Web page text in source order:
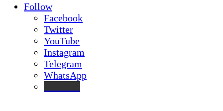
Follow
Facebook
Twitter
YouTube
Instagram
Telegram
WhatsApp